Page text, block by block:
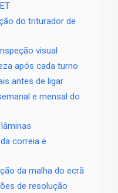
do triturador de
visual
após cada turno
antes de ligar
e mensal do
correia e
da malha do ecrã
de resolução